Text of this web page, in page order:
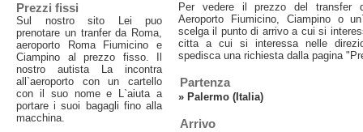
Per vedere il prezzo del transfer
Aeroporto Fiumicino, Ciampino o
scelga il punto di arrivo a cui si
citta a cui si interessa nelle
spedisca una richiesta dalla pagina
Partenza
» Palermo (Italia)
Arrivo
Prezzi fissi
Sul nostro sito Lei puo
prenotare un tranfer da Roma,
aeroporto Roma Fiumicino e
Ciampino al prezzo fisso. Il
nostro autista La incontra
all`aeroporto con un cartello
con il suo nome e L`aiuta a
portare i suoi bagagli fino alla
macchina.